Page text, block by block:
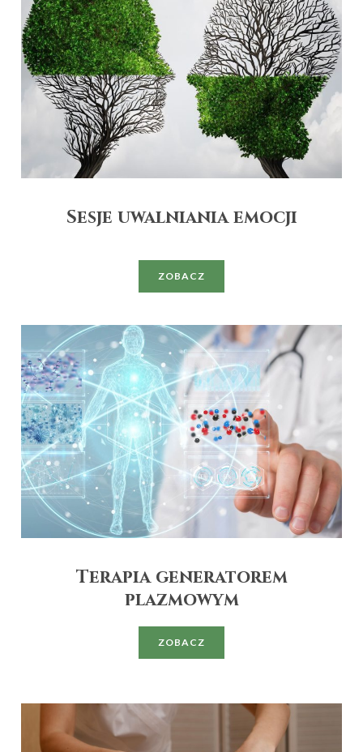
Sesje uwalniania emocji
ZOBACZ
Terapia generatorem
plazmowym
ZOBACZ